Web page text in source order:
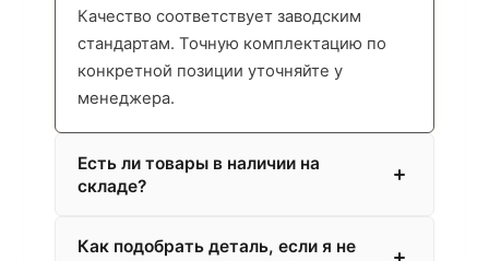
Качество соответствует заводским
стандартам. Точную комплектацию по
конкретной позиции уточняйте у
менеджера.
Есть ли товары в наличии на
складе?
Как подобрать деталь, если я не